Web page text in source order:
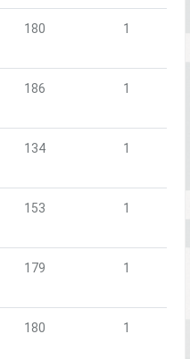
180 1
186 1
134 1
153 1
179 1
180 1